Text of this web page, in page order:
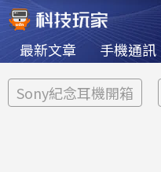
最新文章 手機通訊
Sony紀念耳機開箱